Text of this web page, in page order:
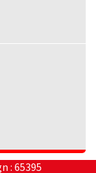
: 65395